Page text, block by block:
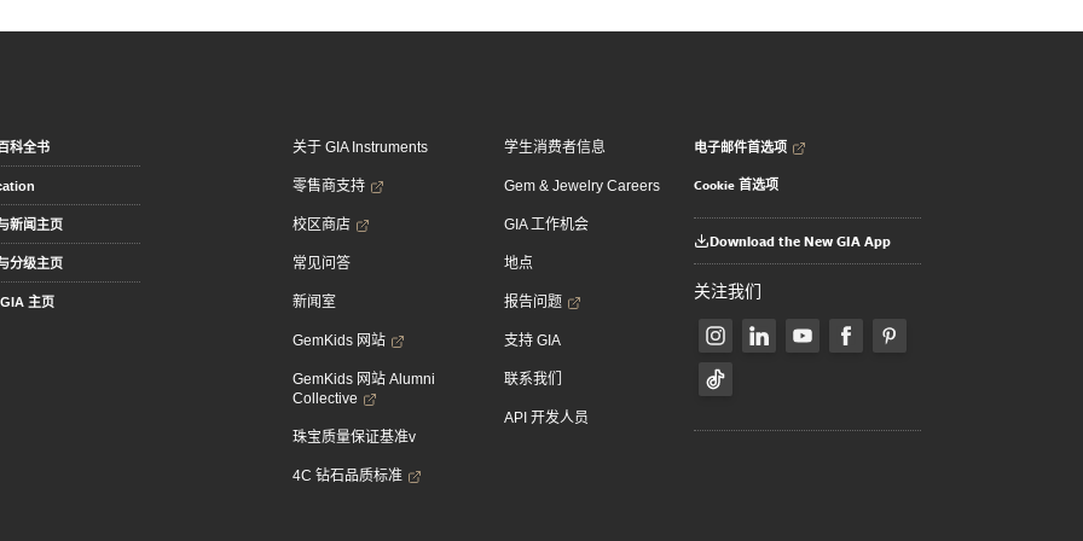
科全书
新闻主页
分级主页
主页
关于 GIA Instruments
零售商支持
校区商店
常见问答
新闻室
GemKids 网站
GemKids 网站 Alumni
Collective
珠宝质量保证基准v
4C 钻石品质标准
学生消费者信息
Gem & Jewelry Careers
GIA 工作机会
地点
报告问题
支持 GIA
联系我们
API 开发人员
电子邮件首选项
Cookie 首选项
Download the New GIA App
关注我们